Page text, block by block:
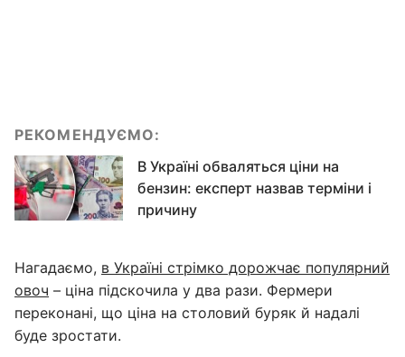
РЕКОМЕНДУЄМО:
В Україні обваляться ціни на
бензин: експерт назвав терміни і
причину
Нагадаємо, в Україні стрімко дорожчає популярний
овоч – ціна підскочила у два рази. Фермери
переконані, що ціна на столовий буряк й надалі
буде зростати.